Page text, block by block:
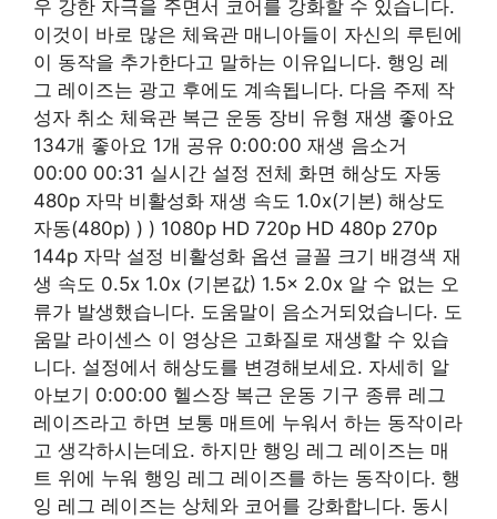
우 강한 자극을 주면서 코어를 강화할 수 있습니다.
이것이 바로 많은 체육관 매니아들이 자신의 루틴에
이 동작을 추가한다고 말하는 이유입니다. 행잉 레
그 레이즈는 광고 후에도 계속됩니다. 다음 주제 작
성자 취소 체육관 복근 운동 장비 유형 재생 좋아요
134개 좋아요 1개 공유 0:00:00 재생 음소거
00:00 00:31 실시간 설정 전체 화면 해상도 자동
480p 자막 비활성화 재생 속도 1.0x(기본) 해상도
자동(480p) ) ) 1080p HD 720p HD 480p 270p
144p 자막 설정 비활성화 옵션 글꼴 크기 배경색 재
생 속도 ​0.5x 1.0x (기본값) 1.5x 2.0x 알 수 없는 오
류가 발생했습니다. 도움말이 음소거되었습니다. 도
움말 라이센스 이 영상은 고화질로 재생할 수 있습
니다. 설정에서 해상도를 변경해보세요. 자세히 알
아보기 0:00:00 헬스장 복근 운동 기구 종류 레그
레이즈라고 하면 보통 매트에 누워서 하는 동작이라
고 생각하시는데요. 하지만 행잉 레그 레이즈는 매
트 위에 누워 행잉 레그 레이즈를 하는 동작이다. 행
잉 레그 레이즈는 상체와 코어를 강화합니다. 동시